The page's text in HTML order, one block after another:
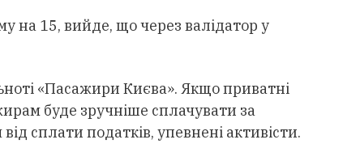
на 15, вийде, що через валідатор у
«Пасажири Києва». Якщо приватні
буде зручніше сплачувати за
сплати податків, упевнені активісти.